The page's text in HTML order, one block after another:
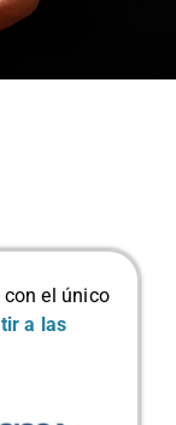
con el único
a las